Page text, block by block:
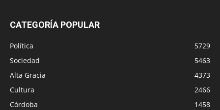
CATEGORÍA POPULAR
Política
5729
Sociedad
5463
Alta Gracia
4373
Cultura
2466
Córdoba
1458